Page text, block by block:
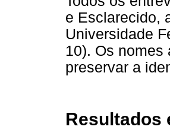
e Esclarecido,
Universidade
10). Os
preservar a
Resultados